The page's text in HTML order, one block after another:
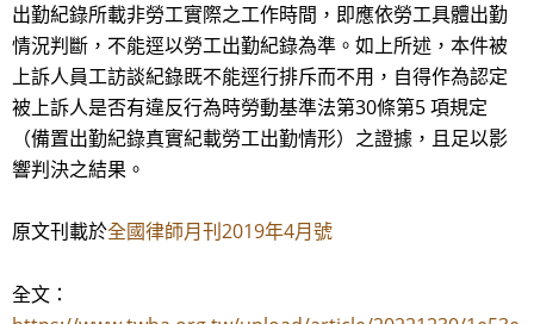
出勤紀錄所載非勞工實際之工作時間，即應依勞工具體出勤
情況判斷，不能逕以勞工出勤紀錄為準。如上所述，本件被
上訴人員工訪談紀錄既不能逕行排斥而不用，自得作為認定
被上訴人是否有違反行為時勞動基準法第30條第5 項規定
（備置出勤紀錄真實紀載勞工出勤情形）之證據，且足以影
響判決之結果。
原文刊載於全國律師月刊2019年4月號
全文：